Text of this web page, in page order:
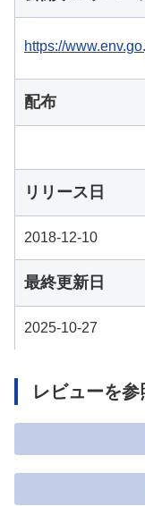
https://
配布
リリース日
2018-12-10
最終更新日
2025-10-27
レビューを参